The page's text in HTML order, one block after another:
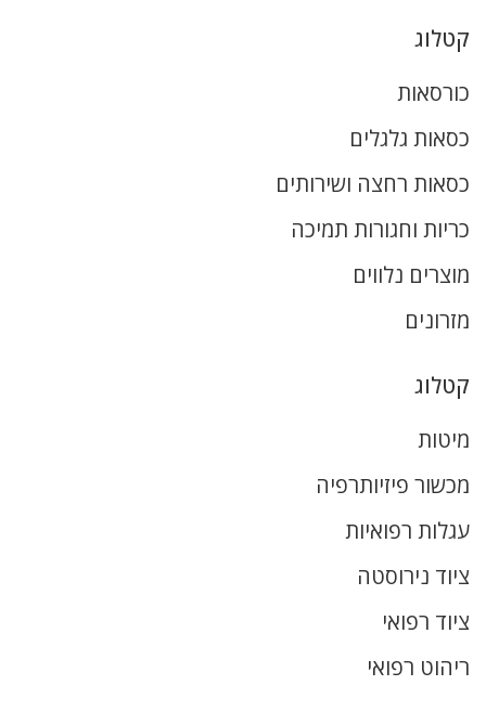
קטלוג
כורסאות
כסאות גלגלים
כסאות רחצה ושירותים
כריות וחגורות תמיכה
מוצרים נלווים
מזרונים
קטלוג
מיטות
מכשור פיזיותרפיה
עגלות רפואיות
ציוד נירוסטה
ציוד רפואי
ריהוט רפואי